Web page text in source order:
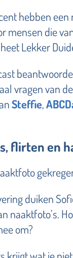
hebben
mensen die
Lekker
vragen van
Steffie,
flirten en
duiken
naaktfoto’s.
om?